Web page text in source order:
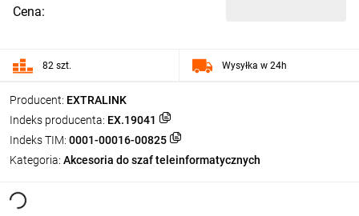
Producent: EXTRALINK
Indeks producenta: EX.19041
Indeks TIM: 0001-00016-00825
Kategoria: Akcesoria do szaf teleinformatycznych
Cena:
82 szt. Wysyłka w 24h